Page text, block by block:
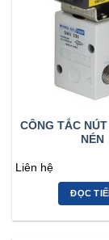
CÔNG TẮC NÚT
NÉN
Liên hệ
ĐỌC